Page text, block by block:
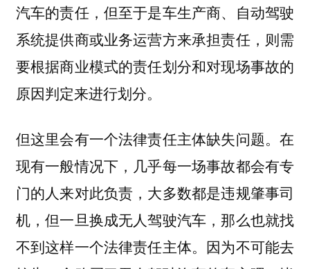
汽车的责任，但至于是车生产商、自动驾驶
系统提供商或业务运营方来承担责任，则需
要根据商业模式的责任划分和对现场事故的
原因判定来进行划分。
但这里会有一个法律责任主体缺失问题。在
现有一般情况下，几乎每一场事故都会有专
门的人来对此负责，大多数都是违规肇事司
机，但一旦换成无人驾驶汽车，那么也就找
不到这样一个法律责任主体。因为不可能去